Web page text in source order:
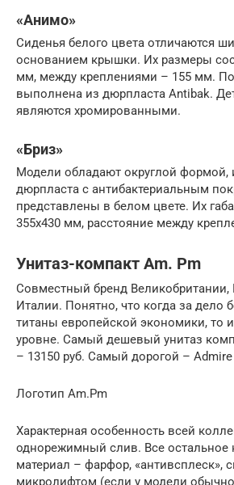
«Анимо»
Сиденья белого цвета отличаются
основанием крышки. Их размеры
мм, между креплениями – 155 мм.
выполнена из дюрпласта Antibak.
являются хромированными.
«Бриз»
Модели обладают округлой формой,
дюрпласта с антибактериальным
представлены в белом цвете. Их
355х430 мм, расстояние между
Унитаз-компакт Am. Pm
Совместный бренд Великобритании,
Италии. Понятно, что когда за дело
титаны европейской экономики, то
уровне. Самый дешевый унитаз
– 13150 руб. Самый дорогой – Admire
Логотип Am.Pm
Характерная особенность всей
однорежимный слив. Все остальное
материал – фарфор, «антивсплеск»,
микролифтом (если у модели